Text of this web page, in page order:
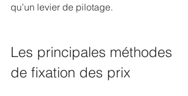
qu’un levier de pilotage.
Les principales méthodes
de fixation des prix